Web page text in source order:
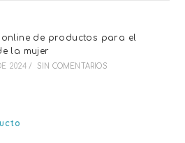
de productos para el
la mujer
2024 / SIN COMENTARIOS